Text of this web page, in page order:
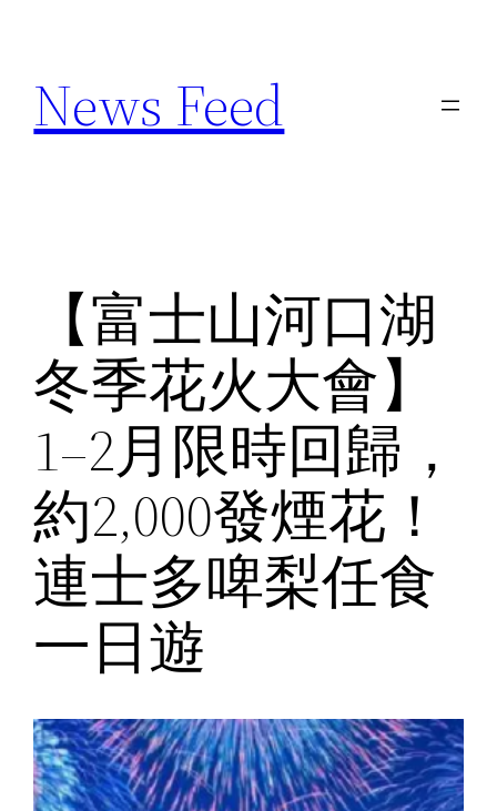
content
News Feed
【富士山河口湖
冬季花火大會】
1–2月限時回歸，
約2,000發煙花！
連士多啤梨任食
一日遊